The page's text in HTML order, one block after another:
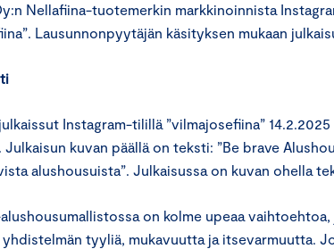
Nellafiina-tuotemerkin markkinoinnista
Lausunnonpyytäjän käsityksen mukaan
Instagram-tilillä ”vilmajosefiina”
Julkaisun kuvan päällä on teksti: ”Be brave
alushousuista”. Julkaisussa on kuvan ohella
alushousumallistossa on kolme upeaa
tyyliä, mukavuutta ja itsevarmuutta.